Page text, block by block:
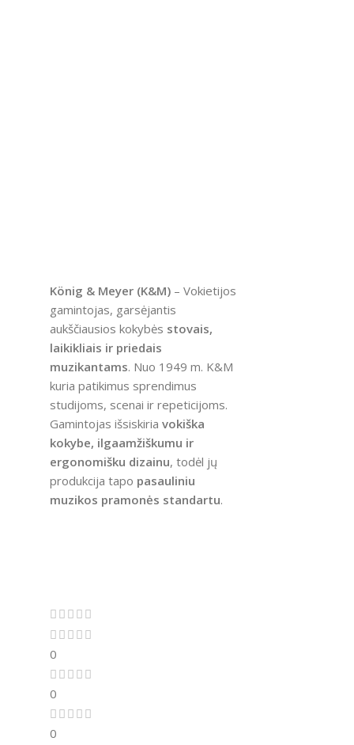
König & Meyer (K&M)– Vokietijos
gamintojas, garsėjantis
aukščiausios kokybės stovais,
laikikliais ir priedais
muzikantams. Nuo 1949 m. K&M
kuria patikimus sprendimus
studijoms, scenai ir repeticijoms.
Gamintojas išsiskiria vokiška
kokybe, ilgaamžiškumu ir
ergonomišku dizainu, todėl jų
produkcija tapo pasauliniu
muzikos pramonės standartu.
0
0
0